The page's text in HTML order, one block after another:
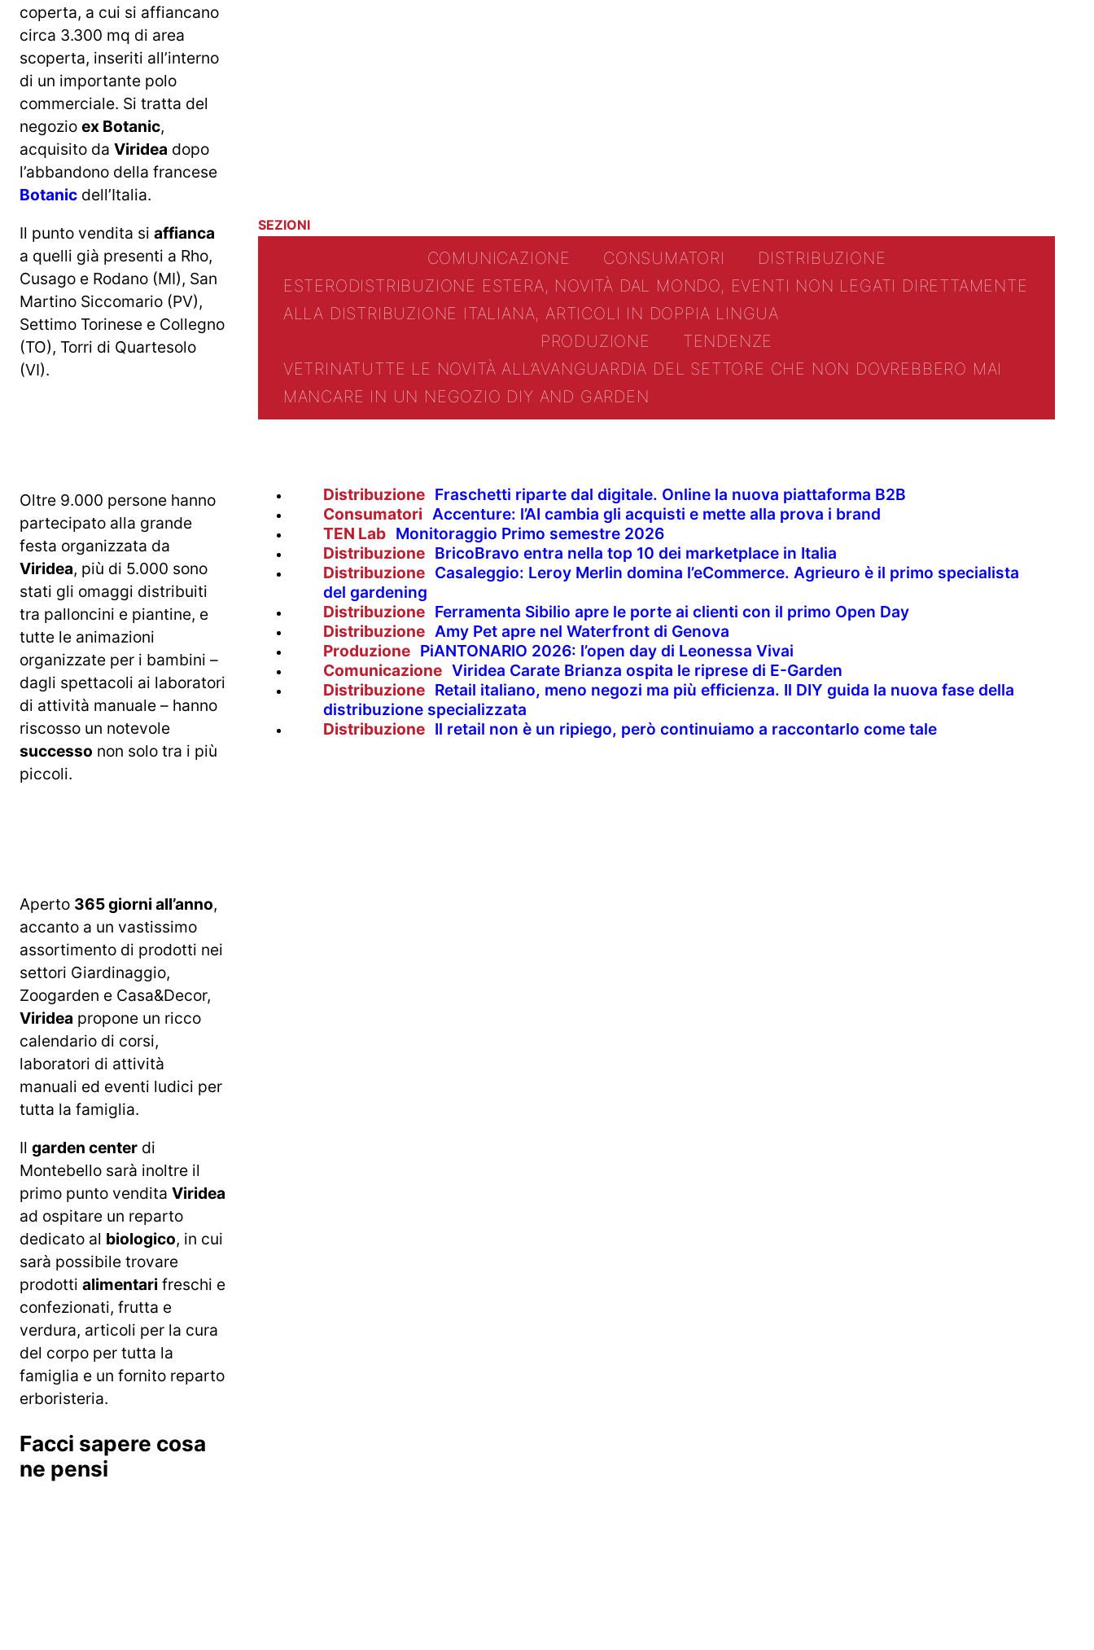
coperta, a cui si affiancano
circa 3.300 mq di area
scoperta, inseriti all’interno
di un importante polo
commerciale. Si tratta del
negozio ex Botanic,
acquisito da Viridea dopo
l’abbandono della francese
Botanic dell’Italia.
Il punto vendita si affianca
a quelli già presenti a Rho,
Cusago e Rodano (MI), San
Martino Siccomario (PV),
Settimo Torinese e Collegno
(TO), Torri di Quartesolo
(VI).
Oltre 9.000 persone hanno
partecipato alla grande
festa organizzata da
Viridea, più di 5.000 sono
stati gli omaggi distribuiti
tra palloncini e piantine, e
tutte le animazioni
organizzate per i bambini –
dagli spettacoli ai laboratori
di attività manuale – hanno
riscosso un notevole
successo non solo tra i più
piccoli.
Aperto 365 giorni all’anno,
accanto a un vastissimo
assortimento di prodotti nei
settori Giardinaggio,
Zoogarden e Casa&Decor,
Viridea propone un ricco
calendario di corsi,
laboratori di attività
manuali ed eventi ludici per
tutta la famiglia.
Il garden center di
Montebello sarà inoltre il
primo punto vendita Viridea
ad ospitare un reparto
dedicato al biologico, in cui
sarà possibile trovare
prodotti alimentari freschi e
confezionati, frutta e
verdura, articoli per la cura
del corpo per tutta la
famiglia e un fornito reparto
erboristeria.
Facci sapere cosa
ne pensi
SEZIONI
COMUNICAZIONE CONSUMATORI
DISTRIBUZIONE
ESTERODISTRIBUZIONE ESTERA, NOVITÀ DAL MONDO, EVENTI NON LEGATI DIRETTAMENTE
ALLA DISTRIBUZIONE ITALIANA, ARTICOLI IN DOPPIA LINGUA
PRODUZIONE
TENDENZE
VETRINATUTTE LE NOVITÀ ALL’AVANGUARDIA DEL SETTORE CHE NON DOVREBBERO MAI
MANCARE IN UN NEGOZIO DIY AND GARDEN
Distribuzione Fraschetti riparte dal digitale. Online la nuova piattaforma B2B
Consumatori Accenture: l’AI cambia gli acquisti e mette alla prova i brand
TEN Lab Monitoraggio Primo semestre 2026
Distribuzione BricoBravo entra nella top 10 dei marketplace in Italia
Distribuzione Casaleggio: Leroy Merlin domina l’eCommerce. Agrieuro è il primo specialista
del gardening
Distribuzione Ferramenta Sibilio apre le porte ai clienti con il primo Open Day
Distribuzione Amy Pet apre nel Waterfront di Genova
Produzione PiANTONARIO 2026: l’open day di Leonessa Vivai
Comunicazione Viridea Carate Brianza ospita le riprese di E-Garden
Distribuzione Retail italiano, meno negozi ma più efficienza. Il DIY guida la nuova fase della
distribuzione specializzata
Distribuzione Il retail non è un ripiego, però continuiamo a raccontarlo come tale